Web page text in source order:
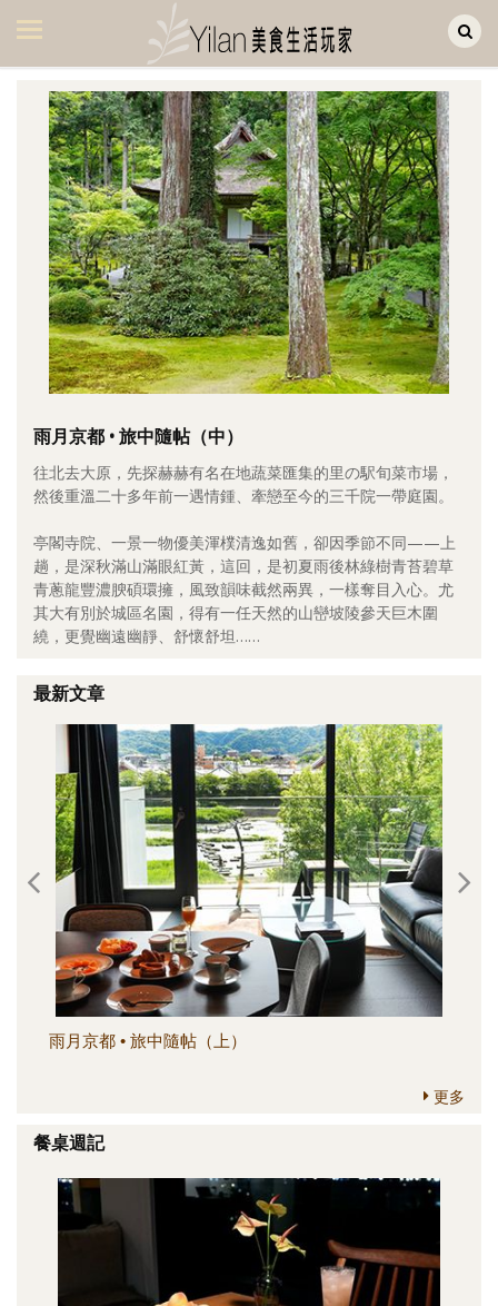
美食集
美飲集
廚房集
旅遊集
旅遊美食集
生活風
書房集
日記簿
餐桌週記
享樂隨手拍
影音區
創意出版服務
關於Yilan
個人著作
活動實況記錄
媒體報導一覽
合作與代言
訂閱電子報
雨月京都 • 旅中隨帖（中）
往北去大原，先探赫赫有名在地蔬菜匯集的里の駅旬菜市場，
然後重溫二十多年前一遇情鍾、牽戀至今的三千院一帶庭園。
亭閣寺院、一景一物優美渾樸清逸如舊，卻因季節不同——上
趟，是深秋滿山滿眼紅黃，這回，是初夏雨後林綠樹青苔碧草
青蔥龍豐濃腴碩環擁，風致韻味截然兩異，一樣奪目入心。尤
其大有別於城區名園，得有一任天然的山巒坡陵參天巨木圍
繞，更覺幽遠幽靜、舒懷舒坦……
最新文章
雨月京都 • 旅中隨帖（上）
更多
餐桌週記